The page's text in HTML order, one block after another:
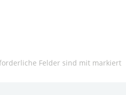
Felder sind mit markiert